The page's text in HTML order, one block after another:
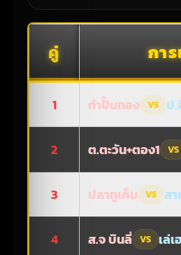
คู่ กา
1 กำปั้นทอง VS ป.
2 ต.ตะวัน+ตอง1 VS
3 ปลาทูเค็ม VS ส
4 ส.จ บินลี่ VS เล่